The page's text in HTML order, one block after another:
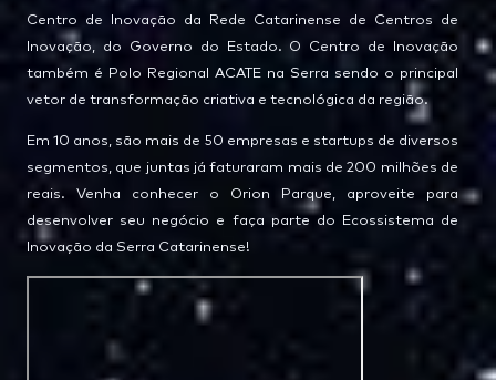
Centro de Inovação da Rede Catarinense de Centros de
Inovação, do Governo do Estado. O Centro de Inovação
também é Polo Regional ACATE na Serra sendo o principal
vetor de transformação criativa e tecnológica da região.
Em 10 anos, são mais de 50 empresas e startups de diversos
segmentos, que juntas já faturaram mais de 200 milhões de
reais. Venha conhecer o Orion Parque, aproveite para
desenvolver seu negócio e faça parte do Ecossistema de
Inovação da Serra Catarinense!